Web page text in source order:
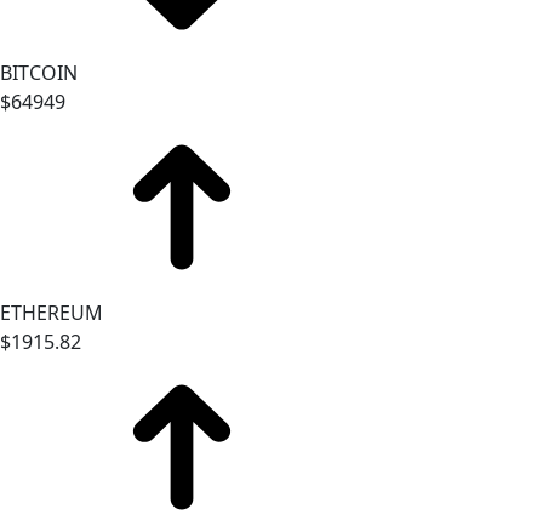
BITCOIN
$64949
ETHEREUM
$1915.82